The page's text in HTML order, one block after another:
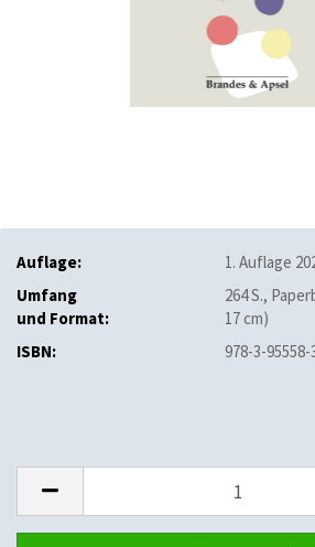
Auflage:
1. Auflage
Umfang
und Format:
264 S.,
17 cm)
ISBN:
978-3-95558-